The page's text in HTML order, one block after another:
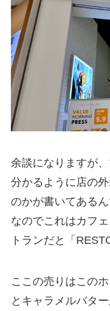
余談になりますが
分かるように店の
のかが書いてある
なのでこれはカフ
トランだと「
ここの売りはこの
とキャラメルバタ